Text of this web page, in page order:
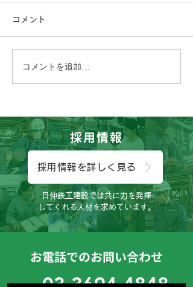
おはようございます、に
😊
コメント
コメントを追加…
採用情報
採用情報を詳しく見る
日伸鉄工建設では共に力を発揮
してくれる人材を求めています。
お電話でのお問い合わせ